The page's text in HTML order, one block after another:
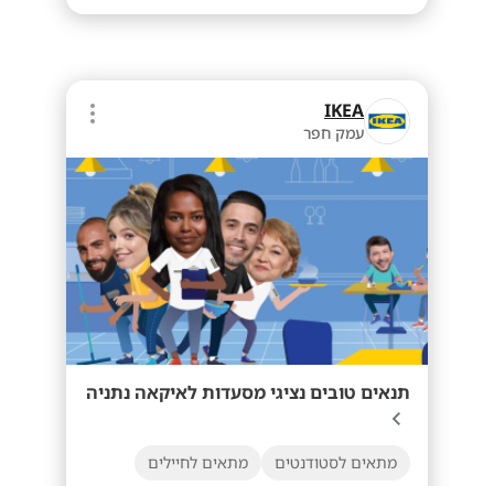
IKEA
עמק חפר
תנאים טובים נציגי מסעדות לאיקאה נתניה
מתאים לסטודנטים מתאים לחיילים